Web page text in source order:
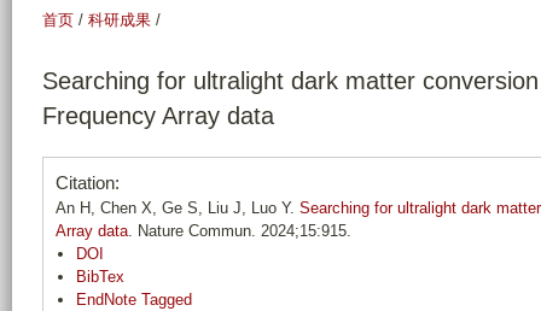
分
首页 / 科研成果 /
Searching for ultralight dark matter
Frequency Array data
Citation:
An H, Chen X, Ge S, Liu J, Luo Y. Searching for ultralight dark
Array data. Nature Commun. 2024;15:915.
DOI
BibTex
EndNote Tagged